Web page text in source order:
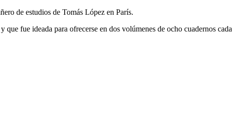
de estudios de Tomás López en París.
fue ideada para ofrecerse en dos volúmenes de ocho cuadernos cada